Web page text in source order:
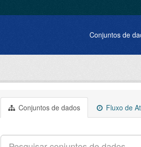
Conjuntos de
Conjuntos de dados Fluxo de